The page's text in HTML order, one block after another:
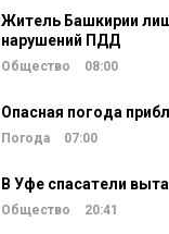
Житель Башкирии
нарушений ПДД
Общество 08:00
Опасная погода
Погода 07:00
В Уфе спасатели
Общество 20:41